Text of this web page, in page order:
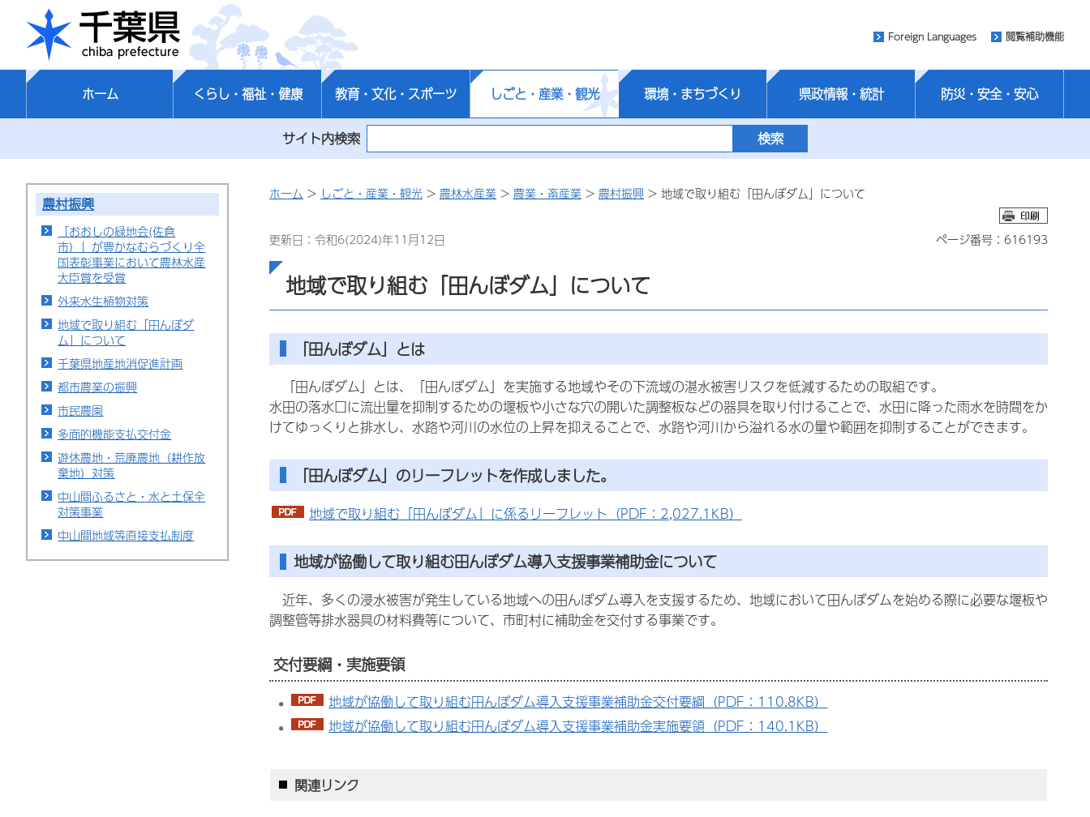
千葉県
Foreign Languages 閲覧補助機能
ホーム くらし・福祉・健康 教育・文化・スポーツ しごと・産業・観光 環境・まちづくり 県政情報・統計 防災・安全・安心
サイト内検索
農村振興
「おおしの緑地会(佐倉
市）」が豊かなむらづくり全
国表彰事業において農林水産
大臣賞を受賞
外来水生植物対策
地域で取り組む「田んぼダ
ム」について
千葉県地産地消促進計画
都市農業の振興
市民農園
多面的機能支払交付金
遊休農地・荒廃農地（耕作放
棄地）対策
中山間ふるさと・水と土保全
対策事業
中山間地域等直接支払制度
ホーム > しごと・産業・観光 > 農林水産業 > 農業・畜産業 > 農村振興 > 地域で取り組む「田んぼダム」について
更新日：令和6(2024)年11月12日 ページ番号：616193
地域で取り組む「田んぼダム」について
「田んぼダム」とは
「田んぼダム」とは、「田んぼダム」を実施する地域やその下流域の湛水被害リスクを低減するための取組です。
水田の落水口に流出量を抑制するための堰板や小さな穴の開いた調整板などの器具を取り付けることで、水田に降った雨水を時間をか
けてゆっくりと排水し、水路や河川の水位の上昇を抑えることで、水路や河川から溢れる水の量や範囲を抑制することができます。
「田んぼダム」のリーフレットを作成しました。
地域で取り組む「田んぼダム」に係るリーフレット（PDF：2,027.1KB）
地域が協働して取り組む田んぼダム導入支援事業補助金について
近年、多くの浸水被害が発生している地域への田んぼダム導入を支援するため、地域において田んぼダムを始める際に必要な堰板や
調整管等排水器具の材料費等について、市町村に補助金を交付する事業です。
交付要綱・実施要領
地域が協働して取り組む田んぼダム導入支援事業補助金交付要綱（PDF：110.8KB）
地域が協働して取り組む田んぼダム導入支援事業補助金実施要領（PDF：140.1KB）
関連リンク